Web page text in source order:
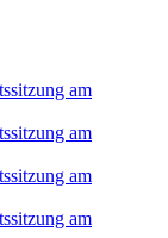
am
am
am
am